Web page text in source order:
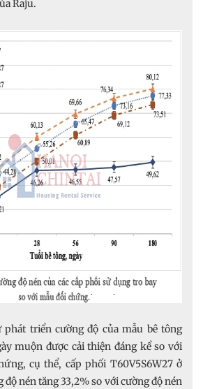
Raju.
triển cường độ của mẫu bê tông
muộn được cải thiện đáng kể so với
cụ thể, cấp phối T60V5S6W27 ở
độ nén tăng 33,2% so với cường độ nén